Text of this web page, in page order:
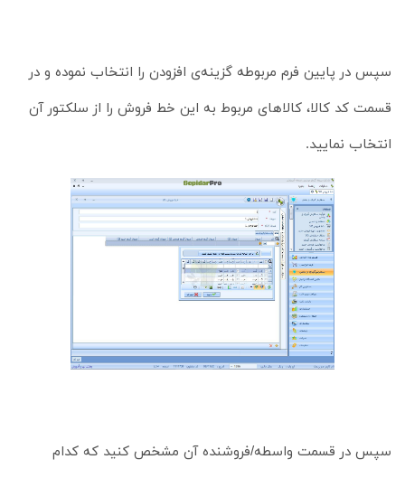
سپس در پایین فرم مربوطه گزینه‌ی افزودن را انتخاب نموده و در
قسمت کد کالا، کالاهای مربوط به این خط فروش را از سلکتور آن
انتخاب نمایید.
سپس در قسمت واسطه/فروشنده آن مشخص کنید که کدام